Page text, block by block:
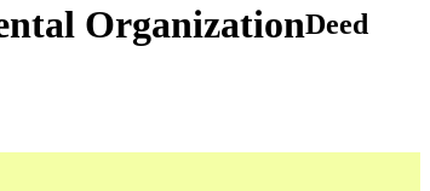
OrganizationDeed